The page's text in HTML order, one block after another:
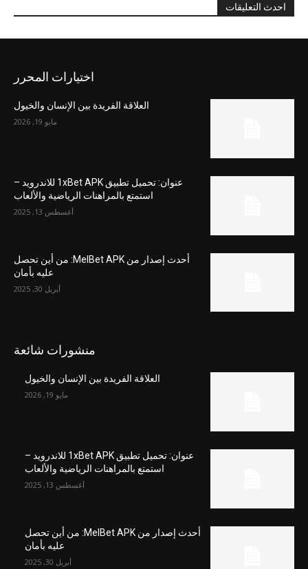
احدث التعليقات
اختيارات المحرر
العلاقة الفريدة بين الإنسان والخيول
مايو 19, 2026
عنوان: تحميل تطبيق 1xBet APK للاندرويد –
استمتع بالمراهنات الرياضية والألعاب
أغسطس 13, 2025
أحدث إصدار من MelBet APK: من أين تحصل
عليه بأمان
أبريل 30, 2025
منشورات شائعة
العلاقة الفريدة بين الإنسان والخيول
مايو 19, 2026
عنوان: تحميل تطبيق 1xBet APK للاندرويد –
استمتع بالمراهنات الرياضية والألعاب
أغسطس 13, 2025
أحدث إصدار من MelBet APK: من أين تحصل
عليه بأمان
أبريل 30, 2025